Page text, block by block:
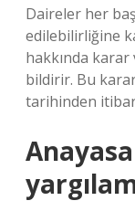
Daireler her
edilebilirliğine
hakkında
bildirir. Bu
tarihinden